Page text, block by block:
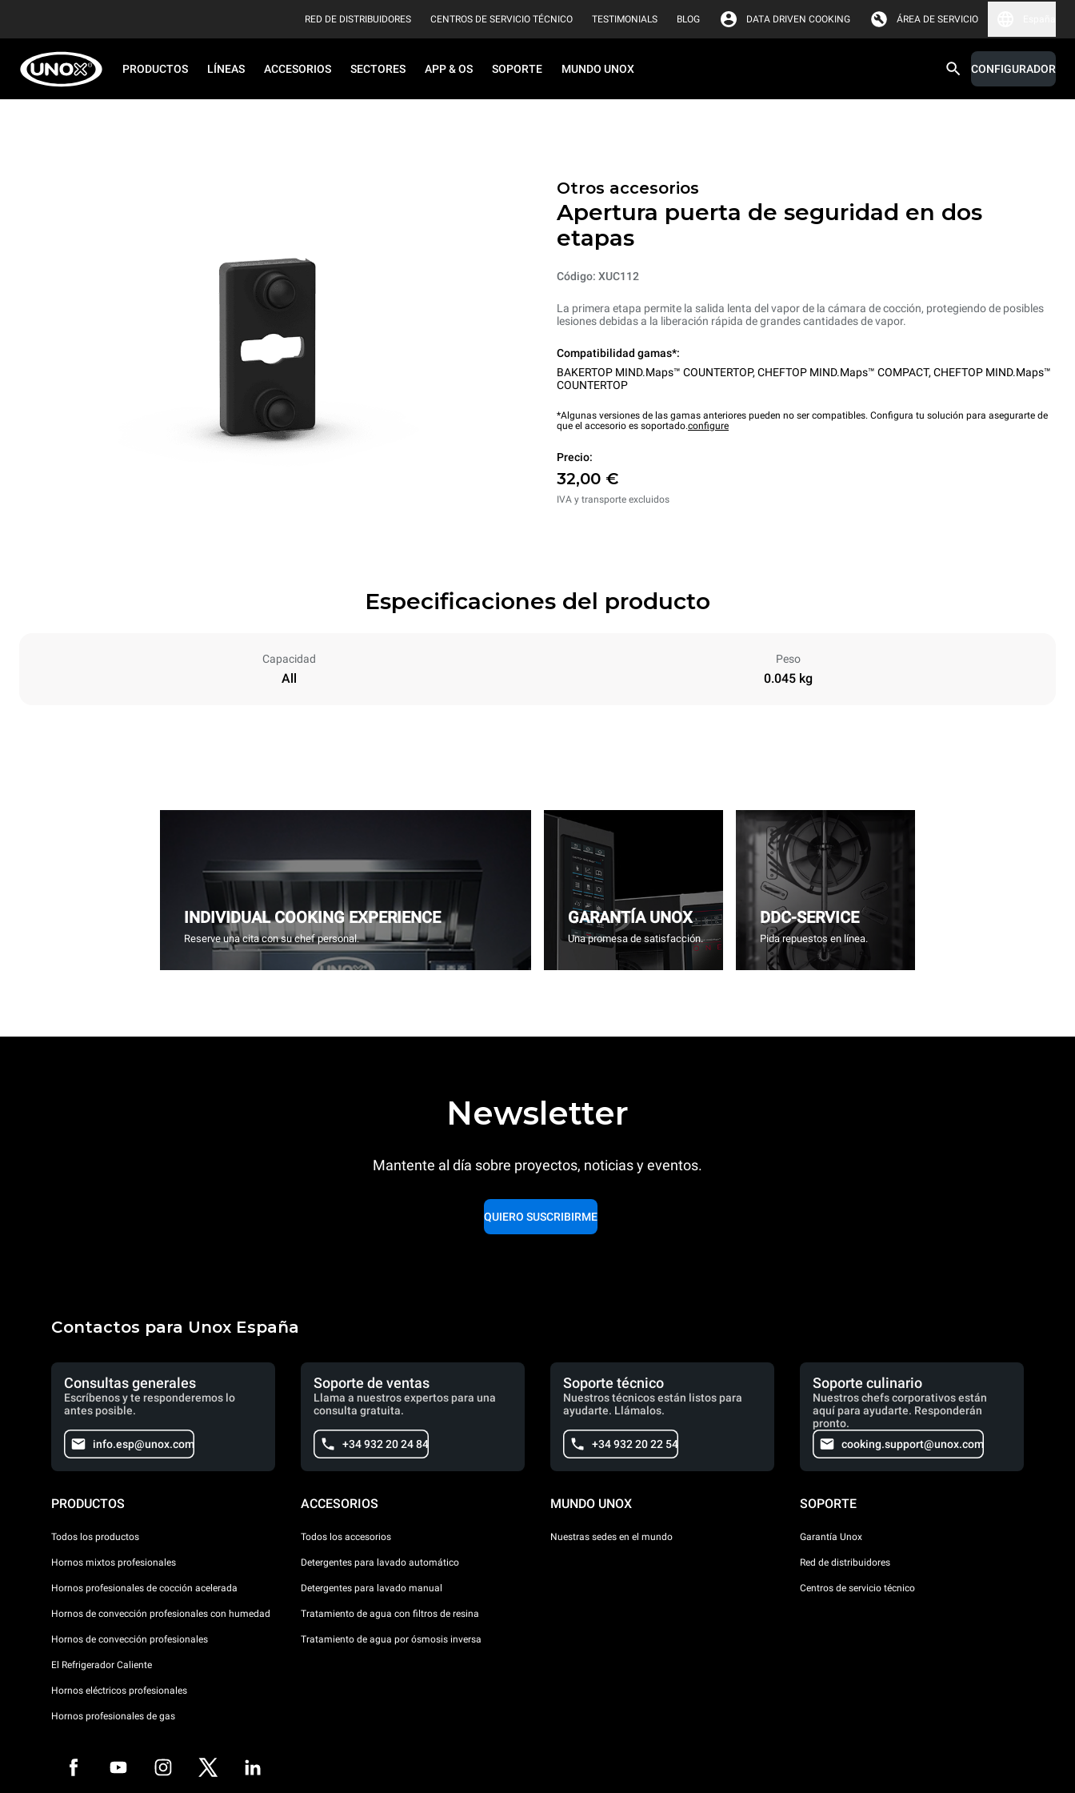
RED DE DISTRIBUIDORES CENTROS DE SERVICIO TÉCNICO TESTIMONIALS BLOG DATA DRIVEN COOKING ÁREA DE SERVICIO
PRODUCTOS LÍNEAS ACCESORIOS SECTORES APP & OS SOPORTE MUNDO UNOX CONFIGURADOR
Otros accesorios
Apertura puerta de seguridad en dos
etapas
Código: XUC112
La primera etapa permite la salida lenta del vapor de la cámara de cocción, protegiendo de posibles
lesiones debidas a la liberación rápida de grandes cantidades de vapor.
Compatibilidad gamas*:
BAKERTOP MIND.Maps™ COUNTERTOP, CHEFTOP MIND.Maps™ COMPACT, CHEFTOP MIND.Maps™
COUNTERTOP
*Algunas versiones de las gamas anteriores pueden no ser compatibles. Configura tu solución para asegurarte de
que el accesorio es soportado.configure
Precio:
32,00 €
IVA y transporte excluidos
Especificaciones del producto
Capacidad
All
Peso
0.045 kg
INDIVIDUAL COOKING EXPERIENCE
Reserve una cita con su chef personal.
GARANTÍA UNOX
Una promesa de satisfacción.
DDC-SERVICE
Pida repuestos en línea.
Newsletter
Mantente al día sobre proyectos, noticias y eventos.
QUIERO SUSCRIBIRME
Contactos para Unox España
Consultas generales
Escríbenos y te responderemos lo
antes posible.
info.esp@unox.com
Soporte de ventas
Llama a nuestros expertos para una
consulta gratuita.
+34 932 20 24 84
Soporte técnico
Nuestros técnicos están listos para
ayudarte. Llámalos.
+34 932 20 22 54
Soporte culinario
Nuestros chefs corporativos están
aquí para ayudarte. Responderán
pronto.
cooking.support@unox.com
PRODUCTOS
Todos los productos
Hornos mixtos profesionales
Hornos profesionales de cocción acelerada
Hornos de convección profesionales con humedad
Hornos de convección profesionales
El Refrigerador Caliente
Hornos eléctricos profesionales
Hornos profesionales de gas
ACCESORIOS
Todos los accesorios
Detergentes para lavado automático
Detergentes para lavado manual
Tratamiento de agua con filtros de resina
Tratamiento de agua por ósmosis inversa
MUNDO UNOX
Nuestras sedes en el mundo
SOPORTE
Garantía Unox
Red de distribuidores
Centros de servicio técnico